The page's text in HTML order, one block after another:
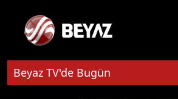
Beyaz TV'de Bugün